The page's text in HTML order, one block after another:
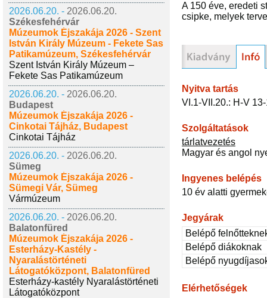
2026.06.20. - 2026.06.20.
Székesfehérvár
Múzeumok Éjszakája 2026 - Szent
István Király Múzeum - Fekete Sas
Patikamúzeum, Székesfehérvár
Szent István Király Múzeum –
Fekete Sas Patikamúzeum
2026.06.20. - 2026.06.20.
Budapest
Múzeumok Éjszakája 2026 -
Cinkotai Tájház, Budapest
Cinkotai Tájház
2026.06.20. - 2026.06.20.
Sümeg
Múzeumok Éjszakája 2026 -
Sümegi Vár, Sümeg
Vármúzeum
2026.06.20. - 2026.06.20.
Balatonfüred
Múzeumok Éjszakája 2026 -
Esterházy-Kastély -
Nyaralástörténeti
Látogatóközpont, Balatonfüred
Esterházy-kastély Nyaralástörténeti
Látogatóközpont
A 150 éve, eredeti
csipke, melyek
Nyitva tartás
VI.1-VII.20.: H-V
Szolgáltatások
tárlatvezetés
Magyar és angol
Ingyenes belépés
10 év alatti
Jegyárak
Belépő
Belépő diákoknak
Belépő
Elérhetőségek